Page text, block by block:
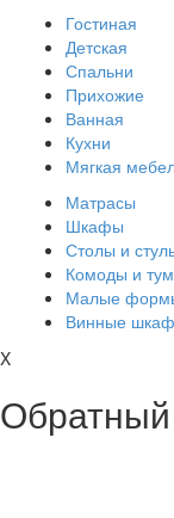
Гостиная
Детская
Спальни
Прихожие
Ванная
Кухни
Мягкая
Матрасы
Шкафы
Столы и
Комоды и
Малые
Винные
X
Обратный